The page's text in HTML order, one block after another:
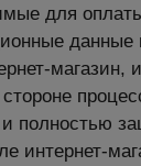
для
данные
магазин,
и полностью
интернет-